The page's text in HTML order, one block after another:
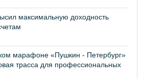
максимальную доходность
марафоне «Пушкин - Петербург»
трасса для профессиональных